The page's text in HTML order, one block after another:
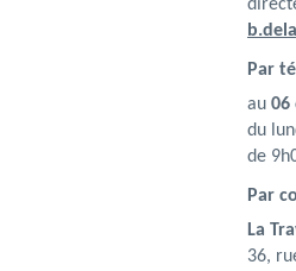
Par
au 06
du
de
Par
La
36,